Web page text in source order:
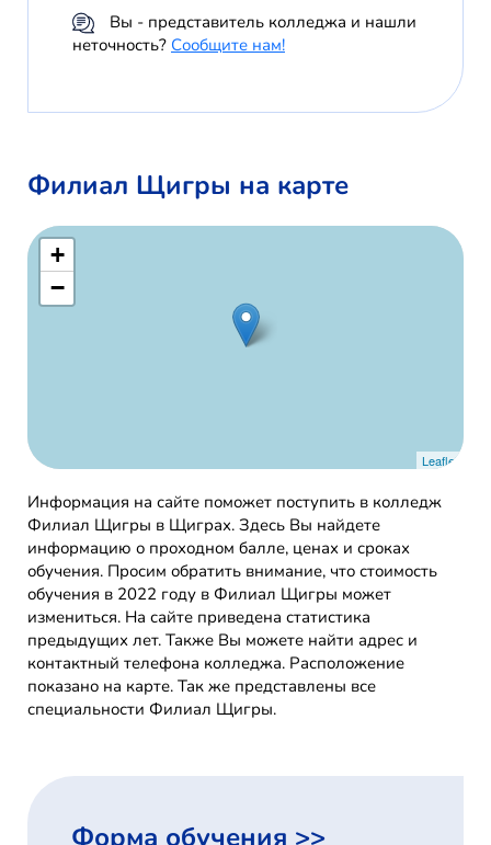
Вы - представитель колледжа и нашли
неточность? Сообщите нам!
Филиал Щигры на карте
+
−
Leaflet
Информация на сайте поможет поступить в колледж
Филиал Щигры в Щиграх. Здесь Вы найдете
информацию о проходном балле, ценах и сроках
обучения. Просим обратить внимание, что стоимость
обучения в 2022 году в Филиал Щигры может
измениться. На сайте приведена статистика
предыдущих лет. Также Вы можете найти адрес и
контактный телефона колледжа. Расположение
показано на карте. Так же представлены все
специальности Филиал Щигры.
Форма обучения >>